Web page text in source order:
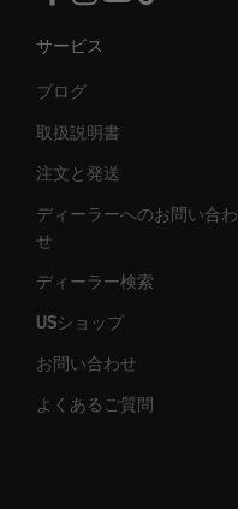
サービス
ブログ
取扱説明書
注文と発送
ディーラーへのお問い合わ
せ
ディーラー検索
USショップ
お問い合わせ
よくあるご質問